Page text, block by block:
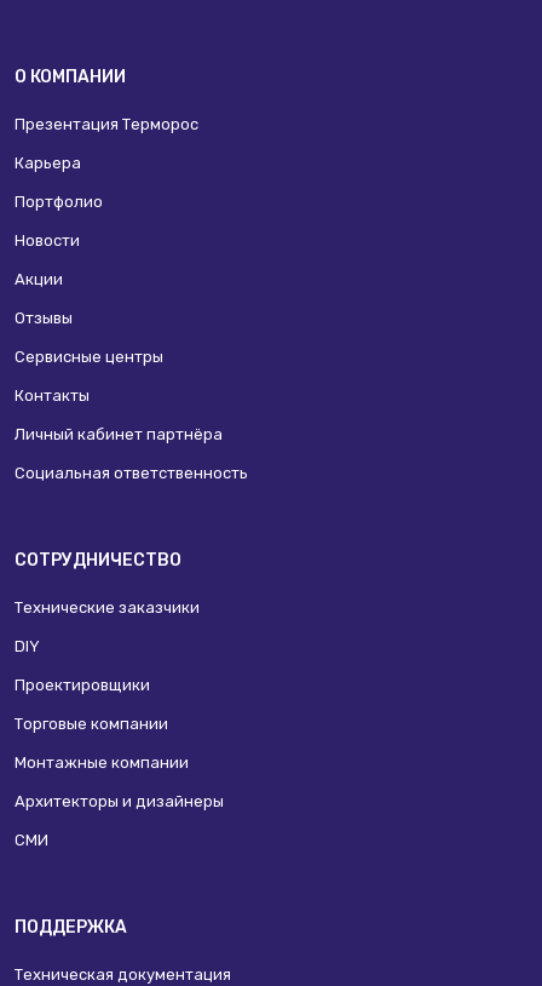
О КОМПАНИИ
Презентация Терморос
Карьера
Портфолио
Новости
Акции
Отзывы
Сервисные центры
Контакты
Личный кабинет партнёра
Социальная ответственность
СОТРУДНИЧЕСТВО
Технические заказчики
DIY
Проектировщики
Торговые компании
Монтажные компании
Архитекторы и дизайнеры
СМИ
ПОДДЕРЖКА
Техническая документация